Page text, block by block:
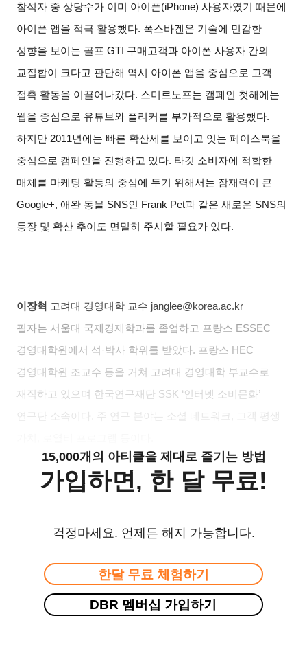
참석자 중 상당수가 이미 아이폰(iPhone)사용자였기 때문에
아이폰 앱을 적극 활용했다. 폭스바겐은 기술에 민감한
성향을 보이는 골프 GTI 구매고객과 아이폰 사용자 간의
교집합이 크다고 판단해 역시 아이폰 앱을 중심으로 고객
접촉 활동을 이끌어나갔다. 스미르노프는 캠페인 첫해에는
웹을 중심으로 유튜브와 플리커를 부가적으로 활용했다.
하지만 2011년에는 빠른 확산세를 보이고 잇는 페이스북을
중심으로 캠페인을 진행하고 있다. 타깃 소비자에 적합한
매체를 마케팅 활동의 중심에 두기 위해서는 잠재력이 큰
Google+,애완 동물 SNS인 Frank Pet과 같은 새로운 SNS의
등장 및 확산 추이도 면밀히 주시할 필요가 있다.
이장혁 고려대 경영대학 교수 janglee@korea.ac.kr
필자는 서울대 국제경제학과를 졸업하고 프랑스 ESSEC
경영대학원에서 석 ·박사 학위를 받았다. 프랑스 HEC
경영대학원 조교수 등을 거쳐 고려대 경영대학 부교수로
재직하고 있으며 한국연구재단 SSK ‘인터넷 소비문화’
연구단 소속이다
주 연구 분야는 소셜 네트워크
고객 평생
15,000개의 아티클을 제대로 즐기는 방법
가입하면, 한 달 무료!
걱정마세요. 언제든 해지 가능합니다.
한달 무료 체험하기
DBR 멤버십 가입하기